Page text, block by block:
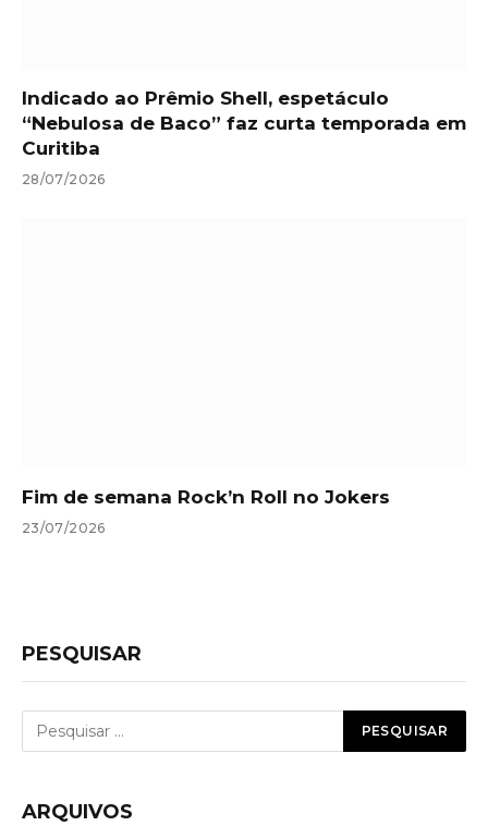
Indicado ao Prêmio Shell, espetáculo
“Nebulosa de Baco” faz curta temporada em
Curitiba
28/07/2026
Fim de semana Rock’n Roll no Jokers
23/07/2026
PESQUISAR
ARQUIVOS